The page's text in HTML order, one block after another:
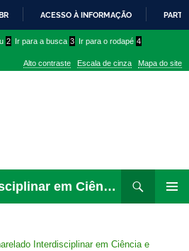
PARA
CONTEÚDO
ACESSO À INFORMAÇÃO
2 Ir para a busca 3 Ir para o rodapé 4
Alto contraste Escala de cinza Mapa do site
Bacharelado Interdisciplinar em Ciência e Tecnologia
para
Interdisciplinar em Ciência e